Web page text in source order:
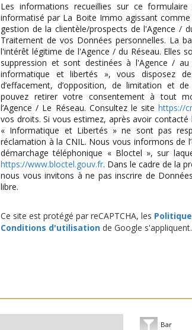
Les informations recueillies sur ce
informatisé par La Boite Immo agissant
gestion de la clientèle/prospects de l'Agence /
Traitement de vos Données personnelles. La
l'intérêt légitime de l'Agence / du Réseau. Elles
suppression et sont destinées à l'Agence /
informatique et libertés », vous disposez
d’effacement, d’opposition, de limitation et
pouvez retirer votre consentement à tout
l’Agence / Le Réseau. Consultez le sitehttps://
vos droits. Si vous estimez, après avoir
« Informatique et Libertés » ne sont pas
réclamation à la CNIL. Nous vous informons de
démarchage téléphonique « Bloctel », sur
https://www.bloctel.gouv.fr. Dans le cadre de la
nous vous invitons à ne pas inscrire de
libre.
Ce site est protégé par reCAPTCHA, les
Conditions d'utilisation de Google s'appliquent.
Bar